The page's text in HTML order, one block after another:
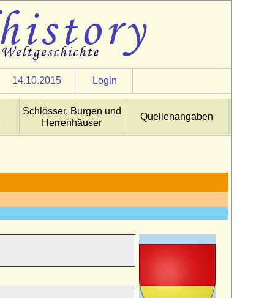
14.10.2015 Login
Schlösser, Burgen und
Herrenhäuser
Quellenangaben